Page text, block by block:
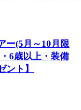
ー(5月～10月限
6歳以上・装備
ント】